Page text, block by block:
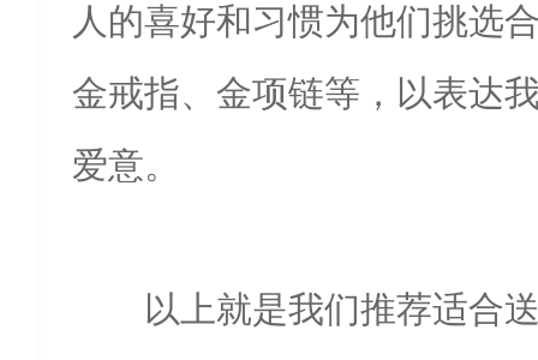
人的喜好和习惯为他们挑选
金戒指、金项链等，以表达
爱意。
以上就是我们推荐适合